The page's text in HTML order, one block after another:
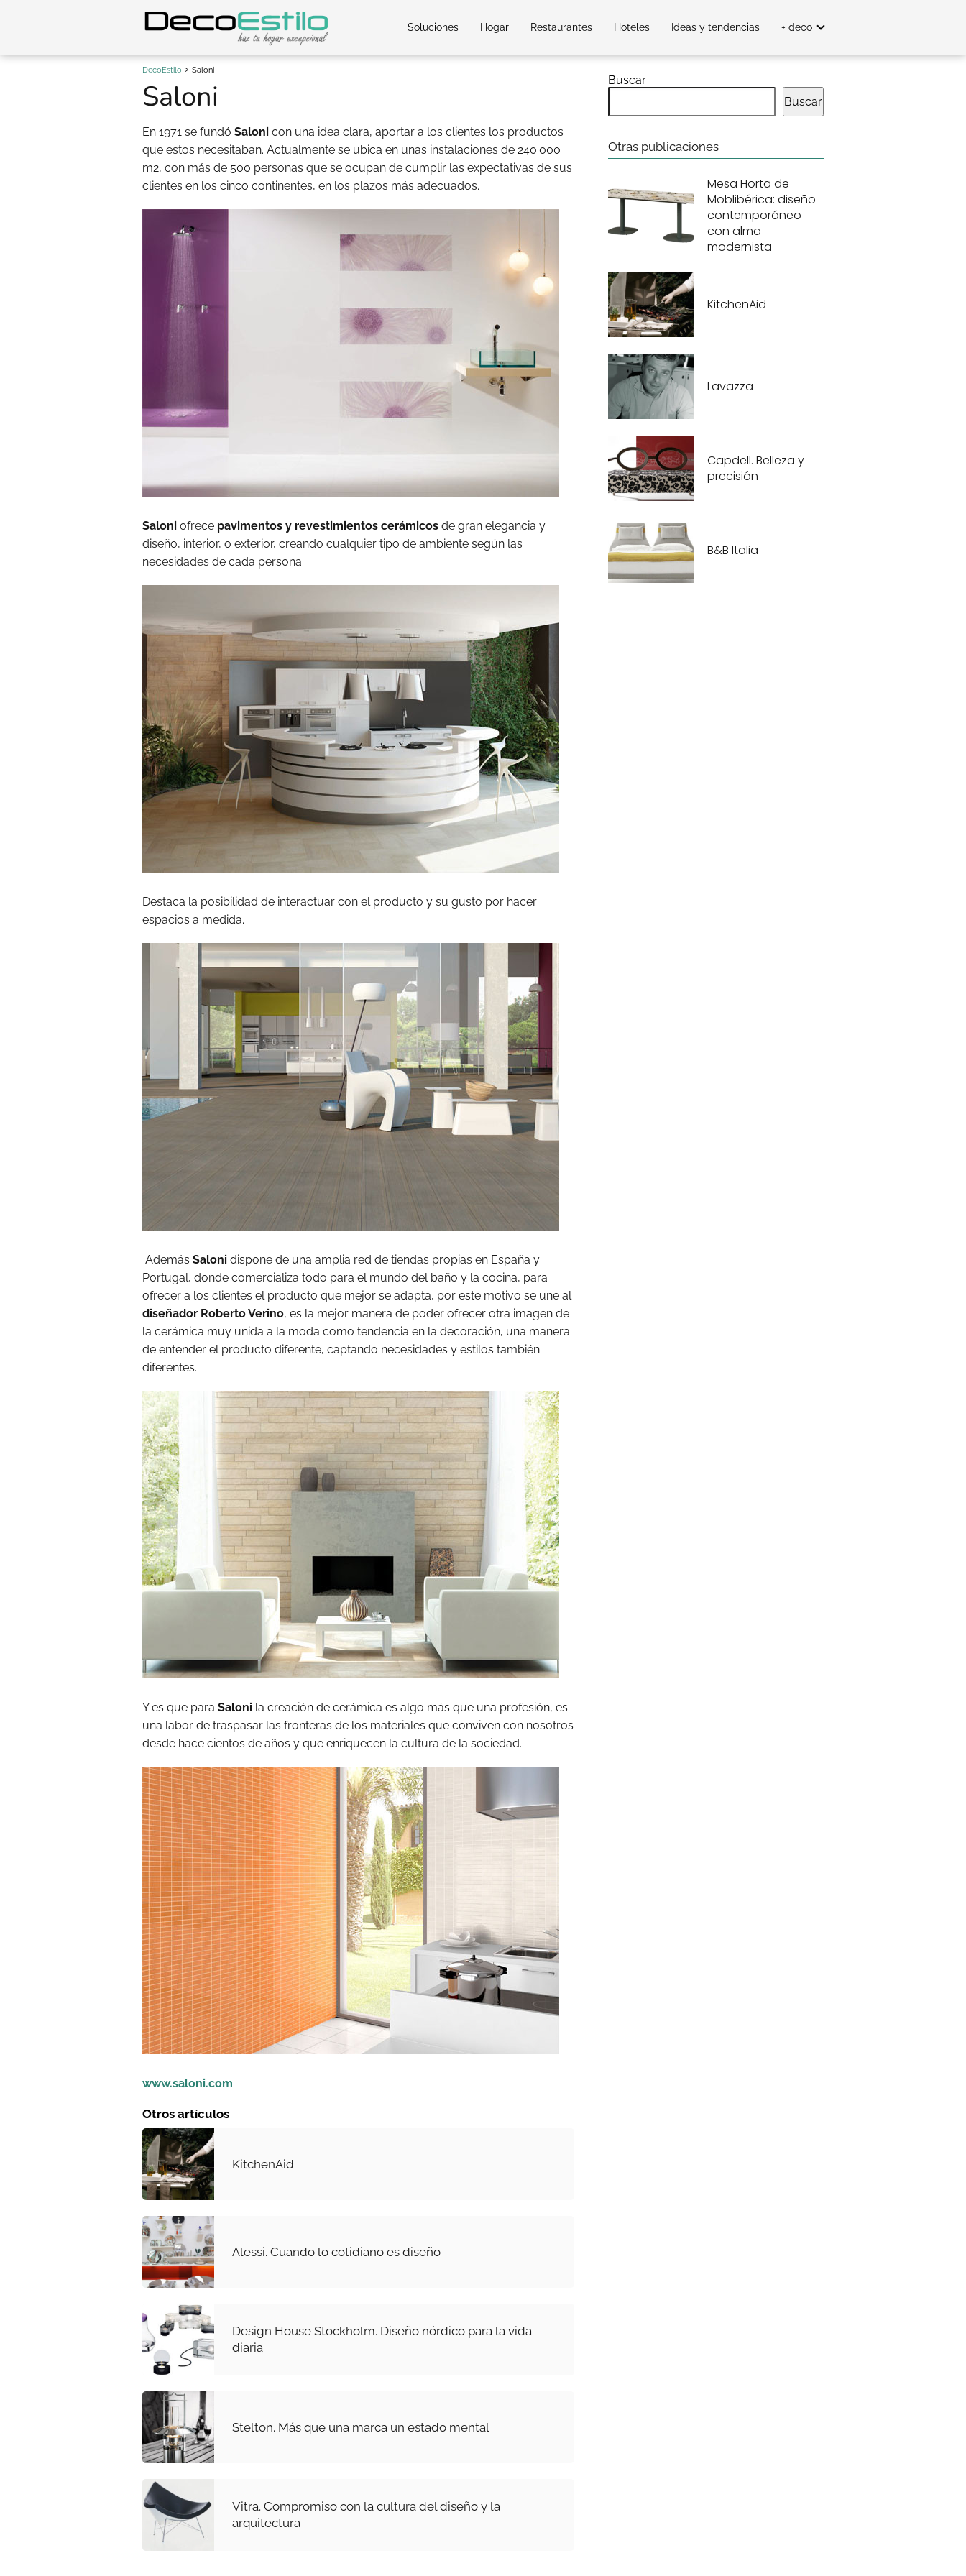
Soluciones Hogar Restaurantes Hoteles Ideas y tendencias + deco
DecoEstilo Saloni
Saloni
En 1971 se fundó Saloni con una idea clara, aportar a los clientes los productos
que estos necesitaban. Actualmente se ubica en unas instalaciones de 240.000
m2, con más de 500 personas que se ocupan de cumplir las expectativas de sus
clientes en los cinco continentes, en los plazos más adecuados.
Saloni ofrece pavimentos y revestimientos cerámicos de gran elegancia y
diseño, interior, o exterior, creando cualquier tipo de ambiente según las
necesidades de cada persona.
Destaca la posibilidad de interactuar con el producto y su gusto por hacer
espacios a medida.
Además Saloni dispone de una amplia red de tiendas propias en España y
Portugal, donde comercializa todo para el mundo del baño y la cocina, para
ofrecer a los clientes el producto que mejor se adapta, por este motivo se une al
diseñador Roberto Verino, es la mejor manera de poder ofrecer otra imagen de
la cerámica muy unida a la moda como tendencia en la decoración, una manera
de entender el producto diferente, captando necesidades y estilos también
diferentes.
Y es que para Saloni la creación de cerámica es algo más que una profesión, es
una labor de traspasar las fronteras de los materiales que conviven con nosotros
desde hace cientos de años y que enriquecen la cultura de la sociedad.
www.saloni.com
Otros artículos
KitchenAid
Alessi. Cuando lo cotidiano es diseño
Design House Stockholm. Diseño nórdico para la vida
diaria
Stelton. Más que una marca un estado mental
Vitra. Compromiso con la cultura del diseño y la
arquitectura
Buscar
Buscar
Otras publicaciones
Mesa Horta de
Moblibérica: diseño
contemporáneo
con alma
modernista
KitchenAid
Lavazza
Capdell. Belleza y
precisión
B&B Italia